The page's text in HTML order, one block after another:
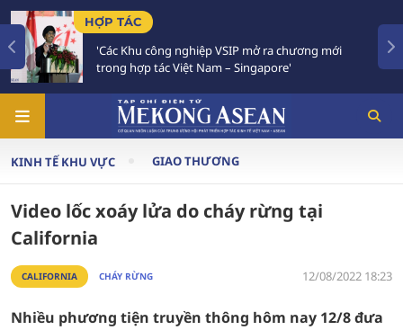
HỢP TÁC
'Các Khu công nghiệp VSIP mở ra chương mới
trong hợp tác Việt Nam – Singapore'
KINH TẾ KHU VỰC GIAO THƯƠNG
Video lốc xoáy lửa do cháy rừng tại
California
CALIFORNIA CHÁY RỪNG 12/08/2022 18:23
Nhiều phương tiện truyền thông hôm nay 12/8 đưa